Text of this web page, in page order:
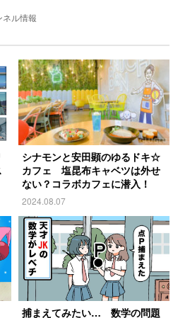
ル情報
シナモンと安田顕のゆるドキ☆
カフェ 塩昆布キャベツは外せ
ない？コラボカフェに潜入！
2024.08.07
捕まえてみたい… 数学の問題